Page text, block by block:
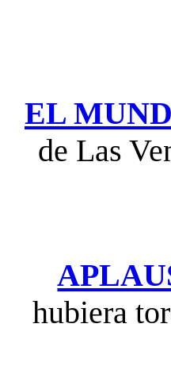
EL
de Las
hubiera